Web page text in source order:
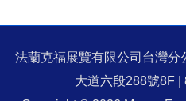
法蘭克福展覽有限公司台灣分
大道六段288號8F |